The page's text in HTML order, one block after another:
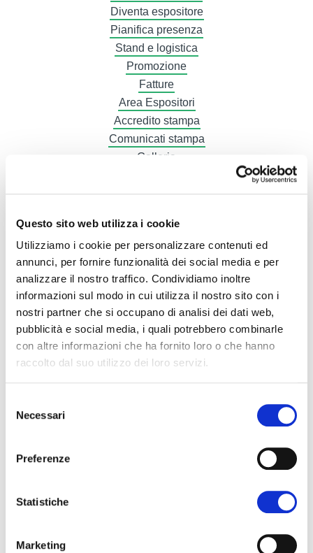
Questo sito web utilizza i cookie
Utilizziamo i cookie per personalizzare contenuti ed
annunci, per fornire funzionalità dei social media e per
analizzare il nostro traffico. Condividiamo inoltre
informazioni sul modo in cui utilizza il nostro sito con i
nostri partner che si occupano di analisi dei dati web,
pubblicità e social media, i quali potrebbero combinarle
con altre informazioni che ha fornito loro o che hanno
raccolto dal suo utilizzo dei loro servizi.
delNecessari
Preferenze
Statistiche
Marketing
Diventa espositore
Pianifica presenza
Stand e logistica
Promozione
Fatture
Area Espositori
Accredito stampa
Comunicati stampa
Galleria
ipoma Numero 02